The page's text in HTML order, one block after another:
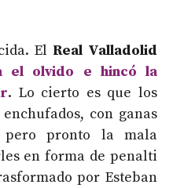
El Real Valladolid
el olvido e hincó la
. Lo cierto es que los
con ganas
pronto la mala
en forma de penalti
por Esteban